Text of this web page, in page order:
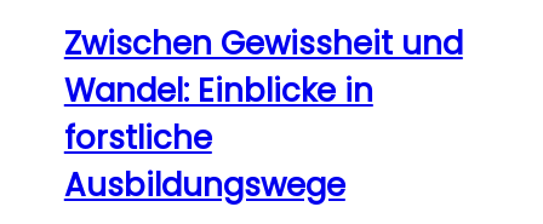
Zwischen Gewissheit und
Wandel: Einblicke in
forstliche
Ausbildungswege